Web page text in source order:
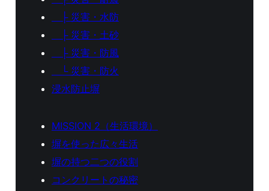
├ 災害・水防
├ 災害・土砂
├ 災害・防風
└ 災害・防火
浸水防止塀
MISSION 2（生活環境）
塀を使った広々生活
塀の持つ二つの役割
コンクリートの秘密